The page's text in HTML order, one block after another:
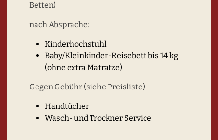
Betten)
nach Absprache:
Kinderhochstuhl
Baby/Kleinkinder-Reisebett bis 14 kg
(ohne extra Matratze)
Gegen Gebühr (siehe Preisliste)
Handtücher
Wasch- und Trockner Service